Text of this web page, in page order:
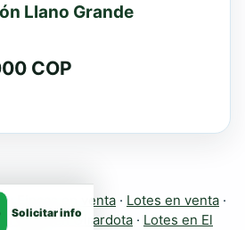
Llano Grande
COP
Solicitar info
Fincas en venta · Lotes en venta ·
Fincas en Girardota · Lotes en El